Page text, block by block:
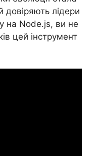
довіряють лідери
на Node.js, ви не
цей інструмент